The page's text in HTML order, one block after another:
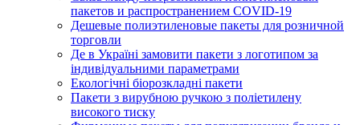
пакетов и распространением COVID-19
Дешевые полиэтиленовые пакеты для розничной
торговли
Де в Україні замовити пакети з логотипом за
індивідуальними параметрами
Екологічні біорозкладні пакети
Пакети з вирубною ручкою з поліетилену
високого тиску